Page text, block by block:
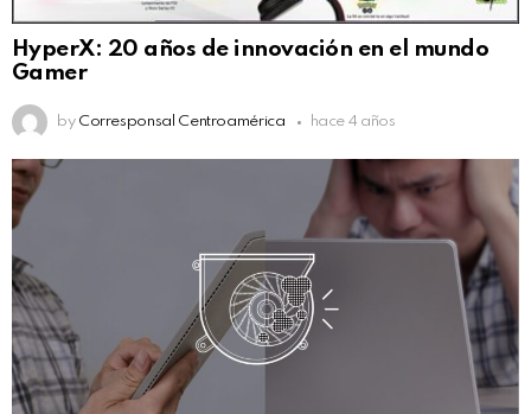
HyperX: 20 años de innovación en el mundo
Gamer
by Corresponsal Centroamérica hace 4 años